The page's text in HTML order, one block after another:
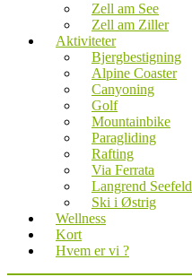
Zell am See
Zell am Ziller
Aktiviteter
Bjergbestigning
Alpine Coaster
Canyoning
Golf
Mountainbike
Paragliding
Rafting
Via Ferrata
Langrend Seefeld
Ski i Østrig
Wellness
Kort
Hvem er vi ?